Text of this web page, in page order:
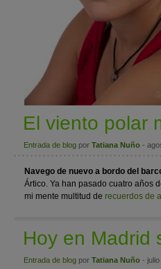
El viento polar
Entrada de blog por Tatiana Nuño -
Navego de nuevo a bordo del
Ártico. Ya han pasado cuatro años
mi mente multitud de recuerdos de
Hoy en Madrid
Entrada de blog por Tatiana Nuño -